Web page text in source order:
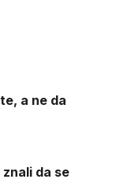
a ne da
da se